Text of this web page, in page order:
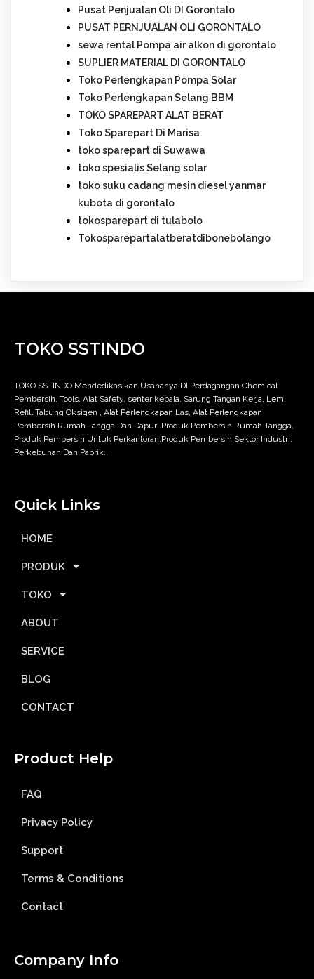
Pusat Penjualan Oli DI Gorontalo
PUSAT PERNJUALAN OLI GORONTALO
sewa rental Pompa air alkon di gorontalo
SUPLIER MATERIAL DI GORONTALO
Toko Perlengkapan Pompa Solar
Toko Perlengkapan Selang BBM
TOKO SPAREPART ALAT BERAT
Toko Sparepart Di Marisa
toko sparepart di Suwawa
toko spesialis Selang solar
toko suku cadang mesin diesel yanmar
kubota di gorontalo
tokosparepart di tulabolo
Tokosparepartalatberatdibonebolango
TOKO SSTINDO
TOKO SSTINDO Mendedikasikan Usahanya DI Perdagangan Chemical
Pembersih, Tools, Alat Safety, senter kepala, Sarung Tangan Kerja, Lem,
Refill Tabung Oksigen , Alat Perlengkapan Las, Alat Perlengkapan
Pembersih Rumah Tangga Dan Dapur .Produk Pembersih Rumah Tangga,
Produk Pembersih Untuk Perkantoran,Produk Pembersih Sektor Industri,
Perkebunan Dan Pabrik..
Quick Links
HOME
PRODUK
TOKO
ABOUT
SERVICE
BLOG
CONTACT
Product Help
FAQ
Privacy Policy
Support
Terms & Conditions
Contact
Company Info